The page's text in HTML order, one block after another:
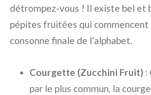
détrompez-vous ! Il existe bel et
pépites fruitées qui
consonne finale de l’alphabet.
Courgette (Zucchini Fruit) :
par le plus commun, la